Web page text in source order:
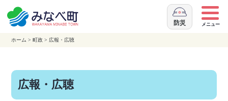
文
防災 メニュー
ホーム >町政 > 広報・広聴
広報・広聴